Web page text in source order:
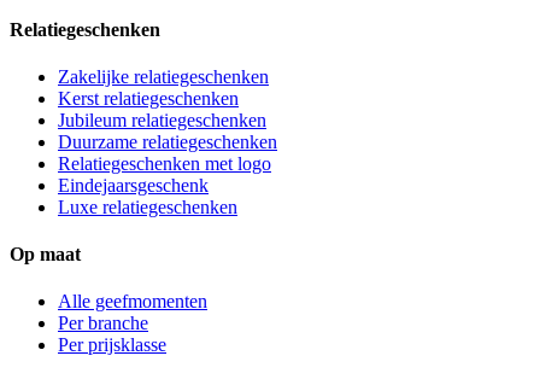
Relatiegeschenken
Zakelijke relatiegeschenken
Kerst relatiegeschenken
Jubileum relatiegeschenken
Duurzame relatiegeschenken
Relatiegeschenken met logo
Eindejaarsgeschenk
Luxe relatiegeschenken
Op maat
Alle geefmomenten
Per branche
Per prijsklasse